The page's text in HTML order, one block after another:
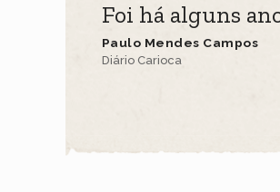
Foi há alguns
Paulo Mendes Campos
Diário Carioca